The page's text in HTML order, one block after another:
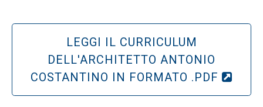
LEGGI IL CURRICULUM
DELL'ARCHITETTO ANTONIO
COSTANTINO IN FORMATO .PDF